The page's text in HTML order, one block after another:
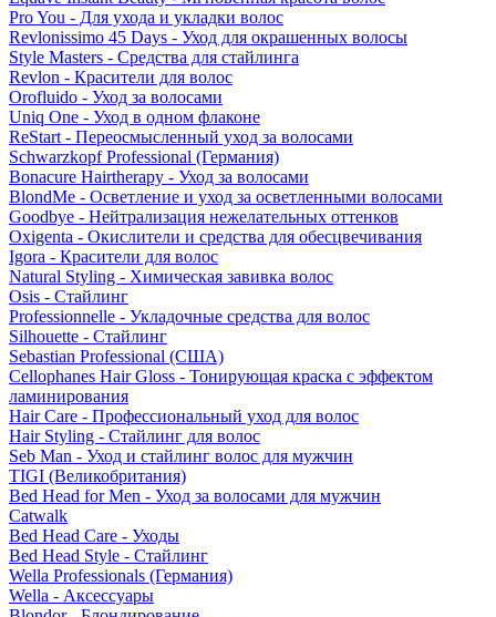
Pro You - Для ухода и укладки волос
Revlonissimo 45 Days - Уход для окрашенных волосы
Style Masters - Средства для стайлинга
Revlon - Красители для волос
Orofluido - Уход за волосами
Uniq One - Уход в одном флаконе
ReStart - Переосмысленный уход за волосами
Schwarzkopf Professional (Германия)
Bonacure Hairtherapy - Уход за волосами
BlondMe - Осветление и уход за осветленными волосами
Goodbye - Нейтрализация нежелательных оттенков
Oxigenta - Окислители и средства для обесцвечивания
Igora - Красители для волос
Natural Styling - Химическая завивка волос
Osis - Стайлинг
Professionnelle - Укладочные средства для волос
Silhouette - Стайлинг
Sebastian Professional (США)
Cellophanes Hair Gloss - Тонирующая краска с эффектом
ламинирования
Hair Care - Профессиональный уход для волос
Hair Styling - Стайлинг для волос
Seb Man - Уход и стайлинг волос для мужчин
TIGI (Великобритания)
Bed Head for Men - Уход за волосами для мужчин
Catwalk
Bed Head Care - Уходы
Bed Head Style - Стайлинг
Wella Professionals (Германия)
Wella - Аксессуары